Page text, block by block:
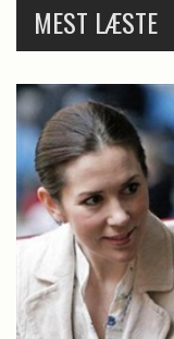
MEST LÆSTE